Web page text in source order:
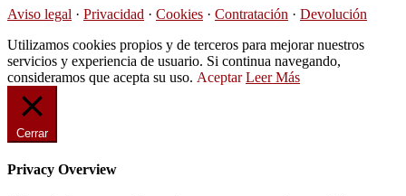
Aviso legal · Privacidad · Cookies · Contratación · Devolución
Utilizamos cookies propios y de terceros para mejorar nuestros
servicios y experiencia de usuario. Si continua navegando,
consideramos que acepta su uso. Aceptar Leer Más
Cerrar
Privacy Overview